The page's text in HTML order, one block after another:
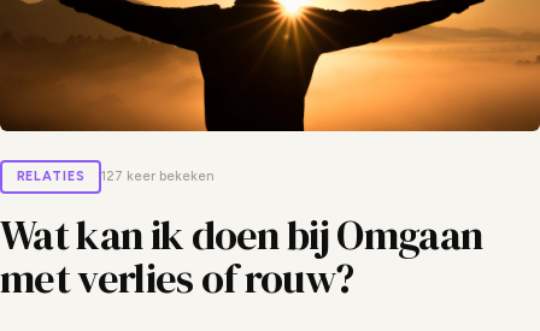
RELATIES 127 keer bekeken
Wat kan ik doen bij Omgaan
met verlies of rouw?